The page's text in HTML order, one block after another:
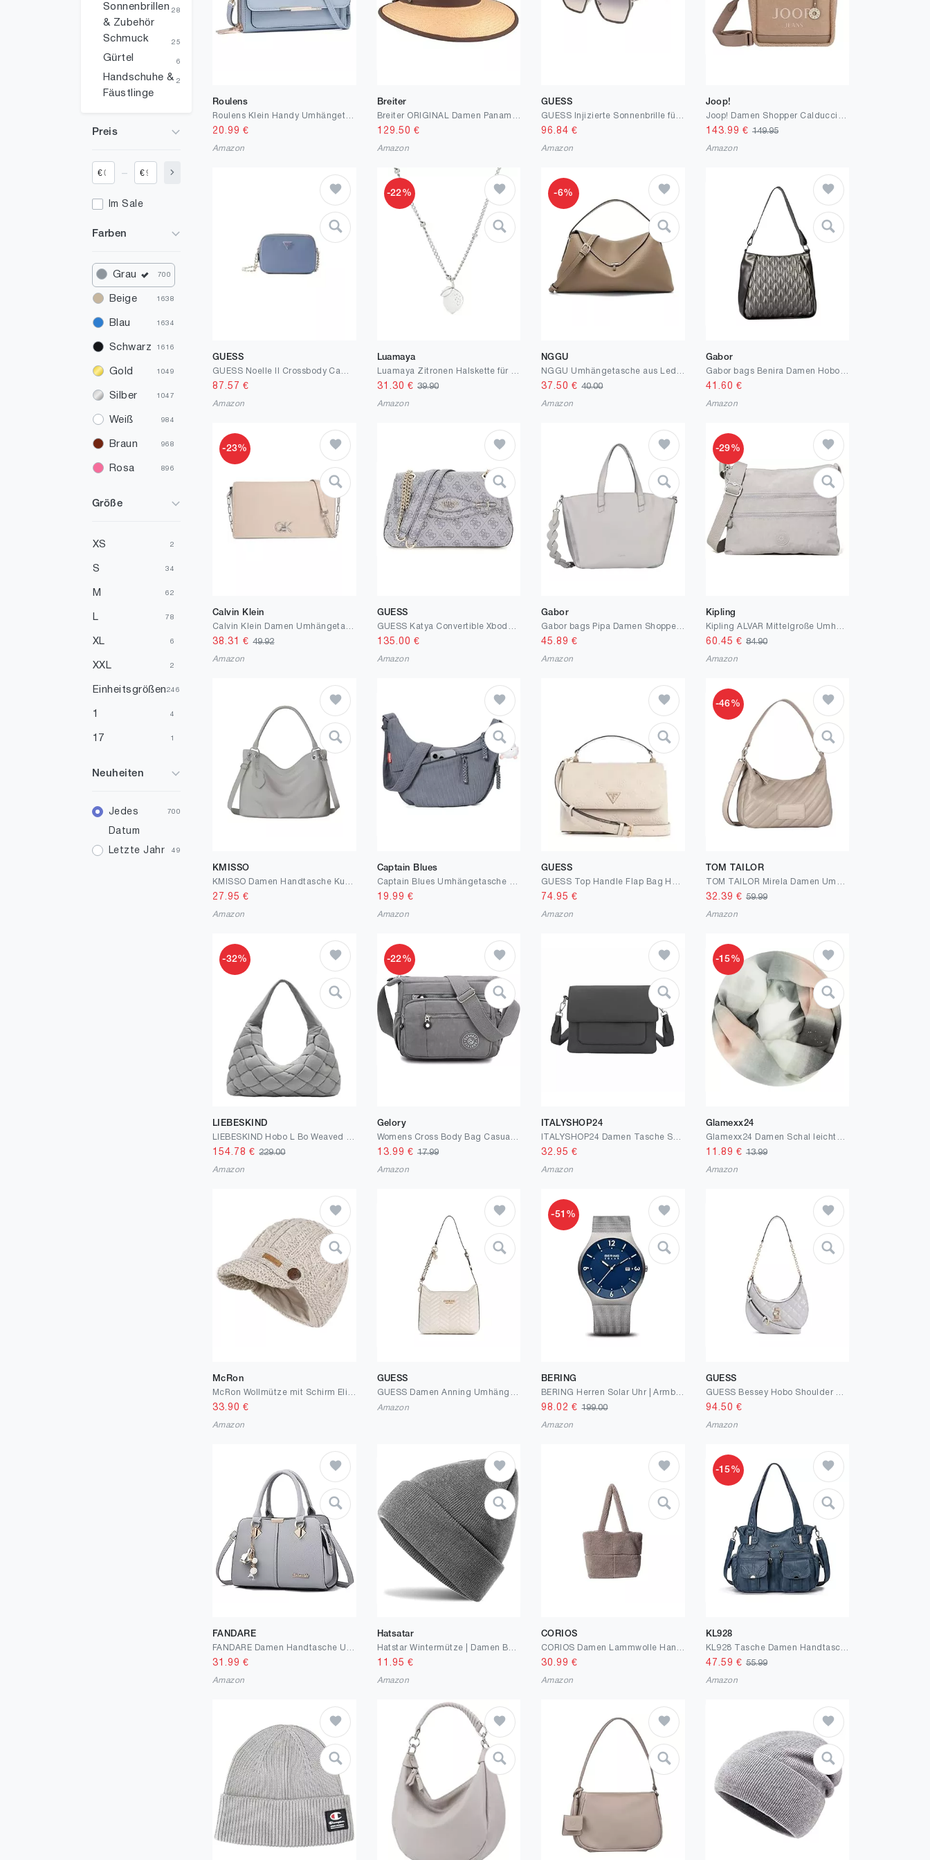
Sonnenbrillen
& Zubehör
28
Schmuck 25
Gürtel 6
Handschuhe &
Fäustlinge
2
Preis
€ €
Im Sale
Farben
Grau 700
Beige 1638
Blau 1634
Schwarz 1616
Gold 1049
Silber 1047
Weiß 984
Braun 968
Rosa 896
196
194
191
175
126
77
Pink 3
1
Größe
XS 2
S 34
M 62
L 78
XL 6
XXL 2
Einheitsgrößen 246
1 4
17 1
34 1
Neuheiten
Jedes
Datum
700
Letzte Jahr 49
Roulens
20.99 €
Amazon
Breiter
129.50 €
Amazon
GUESS
96.84 €
Amazon
Joop!
143.99 € 149.95
Amazon
GUESS
87.57 €
Amazon
-22%
Luamaya
31.30 € 39.90
Amazon
-6%
NGGU
37.50 €40.00
Amazon
Gabor
41.60 €
Amazon
-23%
Calvin Klein
38.31 €49.92
Amazon
GUESS
135.00 €
Amazon
Gabor
45.89 €
Amazon
-29%
Kipling
60.45 € 84.90
Amazon
KMISSO
27.95 €
Amazon
Captain Blues
19.99 €
Amazon
GUESS
74.95 €
Amazon
-46%
TOM TAILOR
32.39 € 59.99
Amazon
-32%
LIEBESKIND
154.78 €229.00
Amazon
-22%
Gelory
13.99 € 17.99
Amazon
ITALYSHOP24
32.95 €
Amazon
-15%
Glamexx24
11.89 € 13.99
Amazon
McRon
33.90 €
Amazon
GUESS
Amazon
-51%
BERING
98.02 €199.00
Amazon
GUESS
94.50 €
Amazon
FANDARE
31.99 €
Amazon
Hatsatar
11.95 €
Amazon
CORIOS
30.99 €
Amazon
-15%
KL928
47.59 € 55.99
Amazon